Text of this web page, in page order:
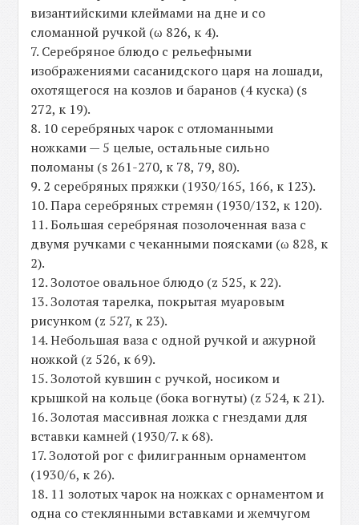
византийскими клеймами на дне и со
сломанной ручкой (ω 826, к 4).
7. Серебряное блюдо с рельефными
изображениями сасанидского царя на лошади,
охотящегося на козлов и баранов (4 куска) (s
272, к 19).
8. 10 серебряных чарок с отломанными
ножками — 5 целые, остальные сильно
поломаны (s 261-270, к 78, 79, 80).
9. 2 серебряных пряжки (1930/165, 166, к 123).
10. Пара серебряных стремян (1930/132, к 120).
11. Большая серебряная позолоченная ваза с
двумя ручками с чеканными поясками (ω 828, к
2).
12. Золотое овальное блюдо (z 525, к 22).
13. Золотая тарелка, покрытая муаровым
рисунком (z 527, к 23).
14. Небольшая ваза с одной ручкой и ажурной
ножкой (z 526, к 69).
15. Золотой кувшин с ручкой, носиком и
крышкой на кольце (бока вогнуты) (z 524, к 21).
16. Золотая массивная ложка с гнездами для
вставки камней (1930/7. к 68).
17. Золотой рог с филигранным орнаментом
(1930/6, к 26).
18. 11 золотых чарок на ножках с орнаментом и
одна со стеклянными вставками и жемчугом